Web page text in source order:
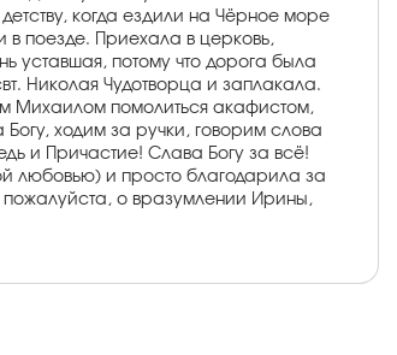
когда ездили на Чёрное море
в поезде. Приехала в церковь,
уставшая, потому что дорога была
Николая Чудотворца и заплакала.
Михаилом помолиться акафистом,
Богу, ходим за ручки, говорим слова
и Причастие! Слава Богу за всё!
любовью) и просто благодарила за
пожалуйста, о вразумлении Ирины,